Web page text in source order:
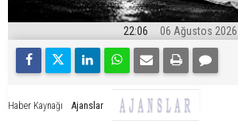
22:06 06 Ağustos 2026
Haber Kaynağı Ajanslar